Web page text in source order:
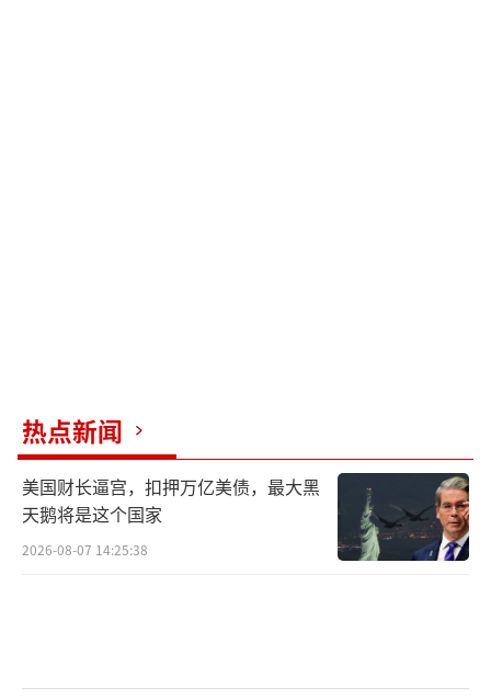
热点新闻
美国财长逼宫，扣押万亿美债，最大黑
天鹅将是这个国家
2026-08-07 14:25:38